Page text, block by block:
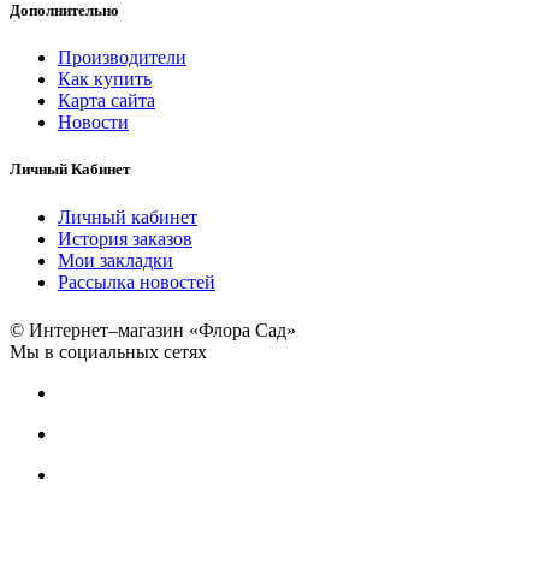
Дополнительно
Производители
Как купить
Карта сайта
Новости
Личный Кабинет
Личный кабинет
История заказов
Мои закладки
Рассылка новостей
© Интернет–магазин «Флора Сад»
Мы в социальных сетях